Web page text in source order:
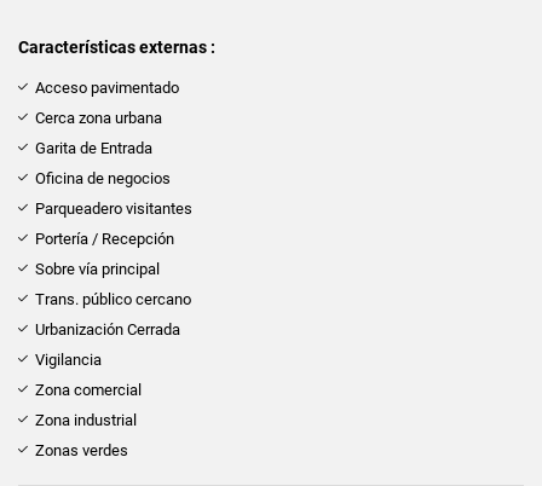
Características externas :
Acceso pavimentado
Cerca zona urbana
Garita de Entrada
Oficina de negocios
Parqueadero visitantes
Portería / Recepción
Sobre vía principal
Trans. público cercano
Urbanización Cerrada
Vigilancia
Zona comercial
Zona industrial
Zonas verdes